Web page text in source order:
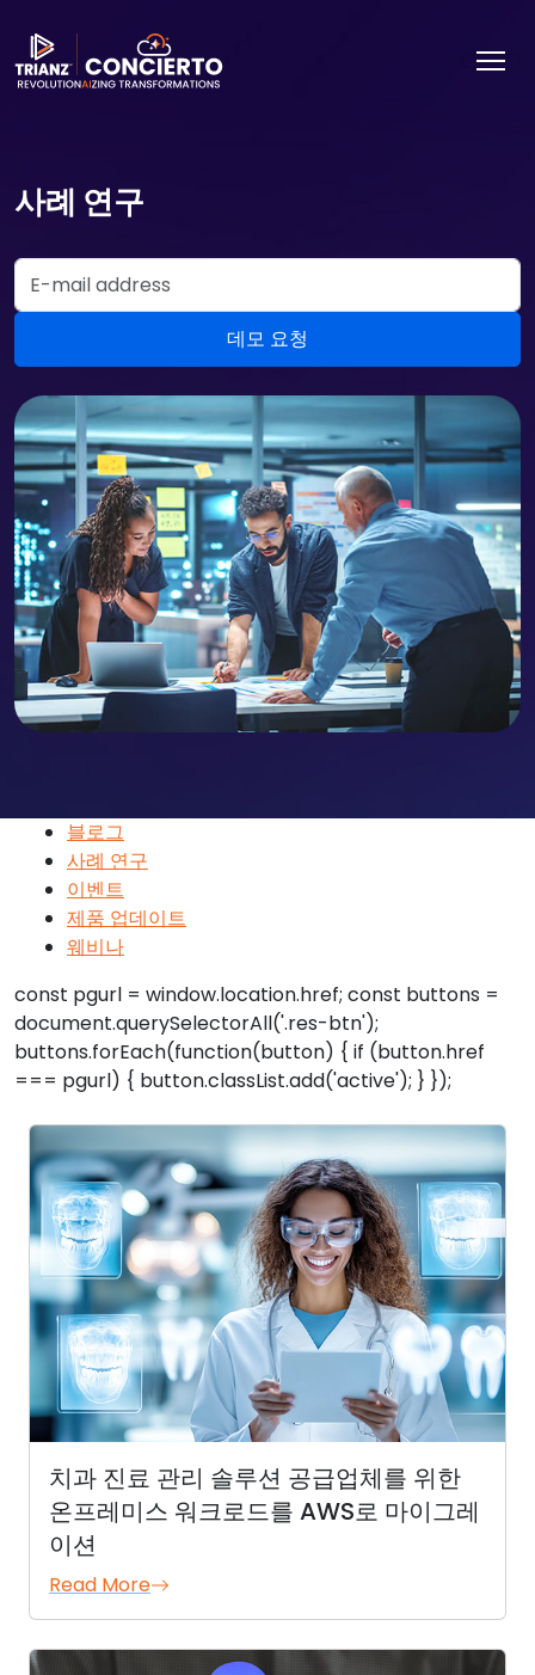
사례 연구
Email Address
블로그
사례 연구
이벤트
제품 업데이트
웨비나
const pgurl = window.location.href; const buttons =
document.querySelectorAll('.res-btn');
buttons.forEach(function(button) { if (button.href
=== pgurl) { button.classList.add('active'); } });
치과 진료 관리 솔루션 공급업체를 위한
온프레미스 워크로드를 AWS로 마이그레
이션
Read More